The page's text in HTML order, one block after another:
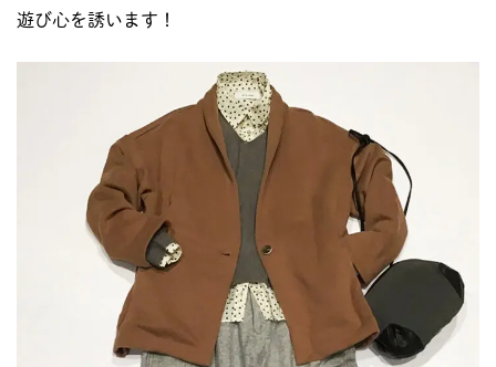
遊び心を誘います！